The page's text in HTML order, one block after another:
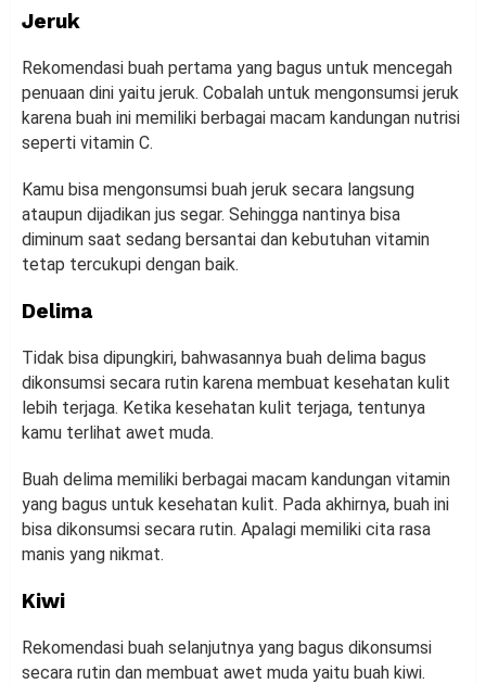
Jeruk
Rekomendasi buah pertama yang bagus untuk mencegah
penuaan dini yaitu jeruk. Cobalah untuk mengonsumsi jeruk
karena buah ini memiliki berbagai macam kandungan nutrisi
seperti vitamin C.
Kamu bisa mengonsumsi buah jeruk secara langsung
ataupun dijadikan jus segar. Sehingga nantinya bisa
diminum saat sedang bersantai dan kebutuhan vitamin
tetap tercukupi dengan baik.
Delima
Tidak bisa dipungkiri, bahwasannya buah delima bagus
dikonsumsi secara rutin karena membuat kesehatan kulit
lebih terjaga. Ketika kesehatan kulit terjaga, tentunya
kamu terlihat awet muda.
Buah delima memiliki berbagai macam kandungan vitamin
yang bagus untuk kesehatan kulit. Pada akhirnya, buah ini
bisa dikonsumsi secara rutin. Apalagi memiliki cita rasa
manis yang nikmat.
Kiwi
Rekomendasi buah selanjutnya yang bagus dikonsumsi
secara rutin dan membuat awet muda yaitu buah kiwi.